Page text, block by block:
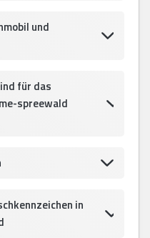
und
für das
spreewald
in